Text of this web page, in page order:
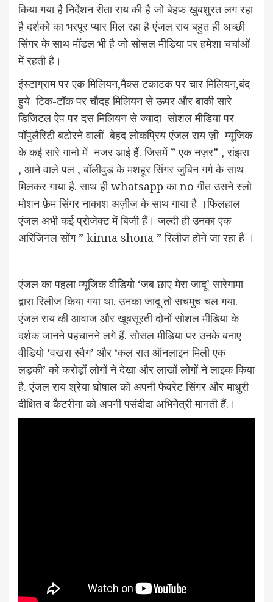
किया गया है निर्देशन रीता राय की है जो बेहफ खुबशुरत लग रहा
है दर्शको का भरपूर प्यार मिल रहा है एंजल राय बहुत ही अच्छी
सिंगर के साथ मॉडल भी है जो सोसल मीडिया पर हमेशा चर्चाओं
में रहती है।
इंस्टाग्राम पर एक मिलियन,मैक्स टकाटक पर चार मिलियन,बंद
हुये टिक-टॉक पर चौदह मिलियन से ऊपर और बाकी सारे
डिजिटल ऐप पर दस मिलियन से ज्यादा सोशल मीडिया पर
पॉपुलैरिटी बटोरने वालीं बेहद लोकप्रिय एंजल राय ज़ी म्यूजिक
के कई सारे गानो में नजर आई हैं. जिसमें ” एक नज़र” , रांझरा
, आने वाले पल , बॉलीवुड के मशहूर सिंगर जुबिन गर्ग के साथ
मिलकर गाया है. साथ ही whatsapp का no गीत उसने स्लो
मोशन फ़ेम सिंगर नाकाश अज़ीज़ के साथ गाया है ।फिलहाल
एंजल अभी कई प्रोजेक्ट में बिजी हैं। जल्दी ही उनका एक
अरिजिनल सोंग ” kinna shona ” रिलीज़ होने जा रहा है ।
एंजल का पहला म्यूजिक वीडियो ‘जब छाए मेरा जादू’ सारेगामा
द्वारा रिलीज किया गया था. उनका जादू तो सचमुच चल गया.
एंजल राय की आवाज और खूबसूरती दोनों सोशल मीडिया के
दर्शक जानने पहचानने लगे हैं. सोसल मीडिया पर उनके बनाए
वीडियो ‘वखरा स्वैग’ और ‘कल रात ऑनलाइन मिली एक
लड़की’ को करोड़ों लोगों ने देखा और लाखों लोगों ने लाइक किया
है. एंजल राय श्रेया घोषाल को अपनी फेवरेट सिंगर और माधुरी
दीक्षित व कैटरीना को अपनी पसंदीदा अभिनेत्री मानती हैं.।